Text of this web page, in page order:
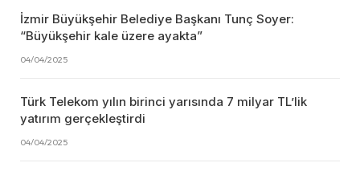
İzmir Büyükşehir Belediye Başkanı Tunç Soyer:
“Büyükşehir kale üzere ayakta”
04/04/2025
Türk Telekom yılın birinci yarısında 7 milyar TL’lik
yatırım gerçekleştirdi
04/04/2025